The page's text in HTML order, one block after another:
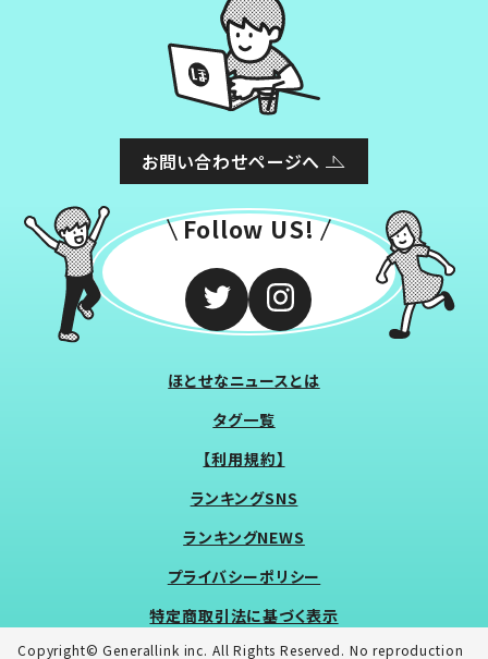
お問い合わせページへ
Follow US!
ほとせなニュースとは
タグ一覧
【利用規約】
ランキングSNS
ランキングNEWS
プライバシーポリシー
特定商取引法に基づく表示
Copyright© Generallink inc. All Rights Reserved. No reproduction